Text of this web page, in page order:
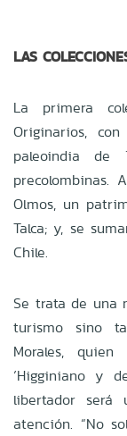
LAS
La primera
Originarios,
paleoindia de
precolombinas.
Olmos, un
Talca; y, se
Chile.
Se trata de una
turismo sino
Morales,
´Higginiano y
libertador será
atención. “No